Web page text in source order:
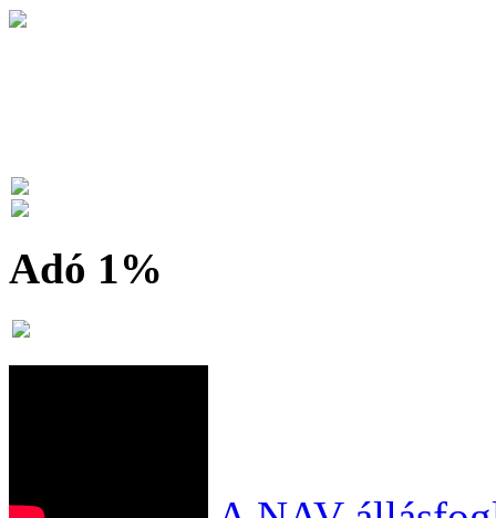
Adó 1%